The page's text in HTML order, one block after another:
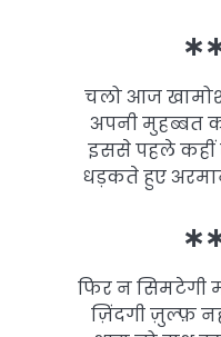
चलो आज
अपनी मुहब्बत
इससे पहले
धड़कते हुए
फिर न सिमटेगी
ज़िंदगी ज़ुल्फ़